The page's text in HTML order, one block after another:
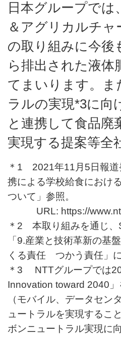
日本グループで
＆アグリカルチャ
の取り組みに今後
ら排出された液体
てまいります。ま
ラルの実現*3に向
と連携して食品廃
実現する提案等全
＊1 2021年11月5日報道
携による学校給食におけ
ついて」参照。
URL: https://www.ntt-
＊2 本取り組みを通じ、
「9.産業と技術革新の基
くる責任 つかう責任」に
＊3 NTTグループでは
Innovation toward 2040
（モバイル、データセ
ュートラルを実現するこ
ボンニュートラル実現に